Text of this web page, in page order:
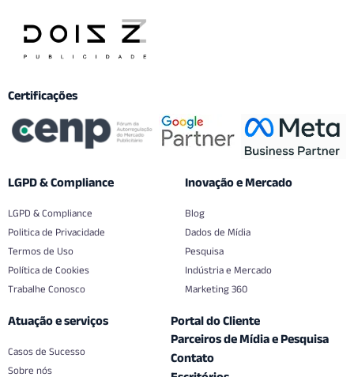
Certificações
LGPD & Compliance
LGPD & Compliance
Politica de Privacidade
Termos de Uso
Política de Cookies
Trabalhe Conosco
Inovação e Mercado
Blog
Dados de Mídia
Pesquisa
Indústria e Mercado
Marketing 360
Atuação e serviços
Casos de Sucesso
Sobre nós
Portal do Cliente
Parceiros de Mídia e Pesquisa
Contato